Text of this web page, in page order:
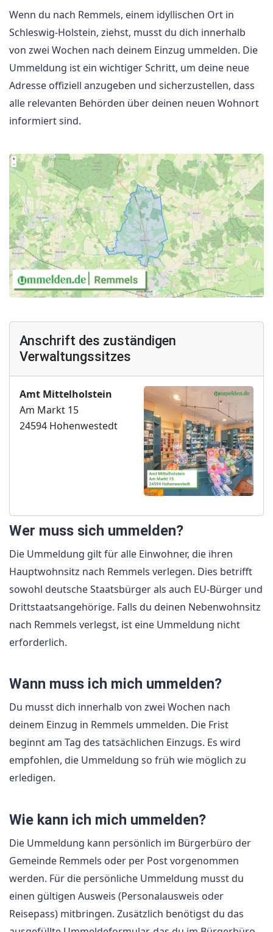
Wenn du nach Remmels, einem idyllischen Ort in
Schleswig-Holstein, ziehst, musst du dich innerhalb
von zwei Wochen nach deinem Einzug ummelden. Die
Ummeldung ist ein wichtiger Schritt, um deine neue
Adresse offiziell anzugeben und sicherzustellen, dass
alle relevanten Behörden über deinen neuen Wohnort
informiert sind.
Anschrift des zuständigen
Verwaltungssitzes
Amt Mittelholstein
Am Markt 15
24594 Hohenwestedt
Wer muss sich ummelden?
Die Ummeldung gilt für alle Einwohner, die ihren
Hauptwohnsitz nach Remmels verlegen. Dies betrifft
sowohl deutsche Staatsbürger als auch EU-Bürger und
Drittstaatsangehörige. Falls du deinen Nebenwohnsitz
nach Remmels verlegst, ist eine Ummeldung nicht
erforderlich.
Wann muss ich mich ummelden?
Du musst dich innerhalb von zwei Wochen nach
deinem Einzug in Remmels ummelden. Die Frist
beginnt am Tag des tatsächlichen Einzugs. Es wird
empfohlen, die Ummeldung so früh wie möglich zu
erledigen.
Wie kann ich mich ummelden?
Die Ummeldung kann persönlich im Bürgerbüro der
Gemeinde Remmels oder per Post vorgenommen
werden. Für die persönliche Ummeldung musst du
einen gültigen Ausweis (Personalausweis oder
Reisepass) mitbringen. Zusätzlich benötigst du das